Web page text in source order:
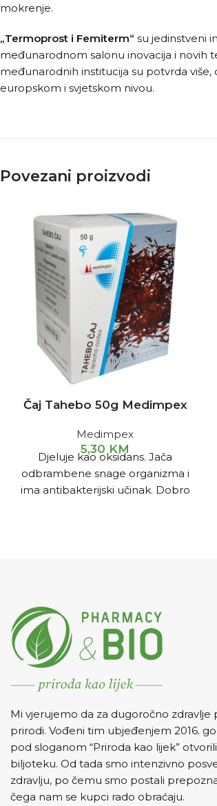
mokrenje.
„Termoprost i Femiterm“ su jedinstveni
međunarodnom salonu inovacija i novih
međunarodnih institucija su potvrda
europskom i svjetskom nivou.
Povezani proizvodi
Čaj Tahebo 50g Medimpex
Medimpex
5,30 KM
Djeluje kao oksidans. Jača
odbrambene snage organizma i
ima antibakterijski učinak. Dobro
Mi vjerujemo da za dugoročno zdravlje
prirodi. Vođeni tim ubjeđenjem 2016.
pod sloganom “Priroda kao lijek”
biljoteku. Od tada smo intenzivno
zdravlju, po čemu smo postali
čega nam se kupci rado obraćaju.